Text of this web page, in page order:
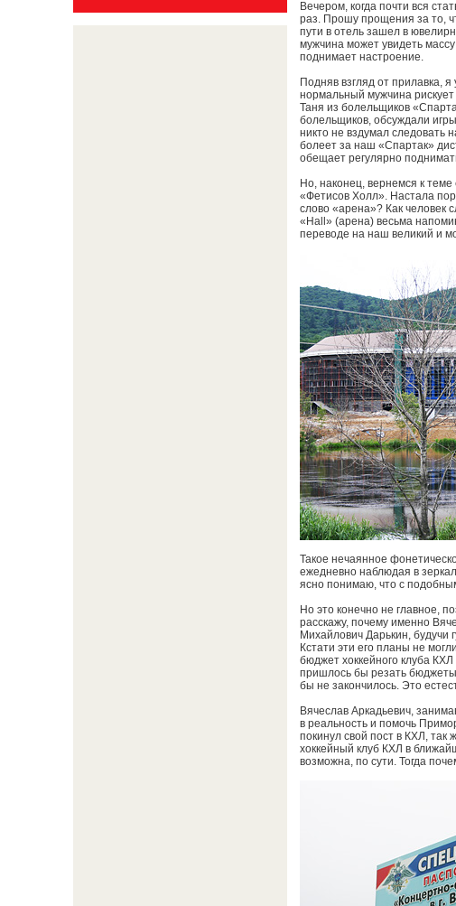
Вечером, когда почти вся
раз. Прошу прощения за то,
пути в отель зашел в
мужчина может увидеть
поднимает настроение.
Подняв взгляд от прилавка,
нормальный мужчина
Таня из болельщиков
болельщиков, обсуждали
никто не вздумал следовать
болеет за наш «Спартак»
обещает регулярно
Но, наконец, вернемся к
«Фетисов Холл». Настала
слово «арена»? Как человек
«Hall» (арена) весьма
переводе на наш великий и
Такое нечаянное
ежедневно наблюдая в
ясно понимаю, что с
Но это конечно не главное,
расскажу, почему именно
Михайлович Дарькин, будучи
Кстати эти его планы не
бюджет хоккейного клуба
пришлось бы резать
бы не закончилось. Это
Вячеслав Аркадьевич,
в реальность и помочь
покинул свой пост в КХЛ, так
хоккейный клуб КХЛ в
возможна, по сути. Тогда